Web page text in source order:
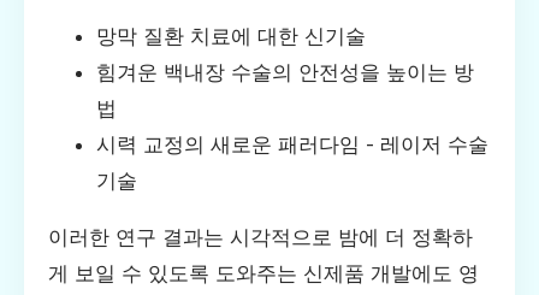
망막 질환 치료에 대한 신기술
힘겨운 백내장 수술의 안전성을 높이는 방
법
시력 교정의 새로운 패러다임 - 레이저 수술
기술
이러한 연구 결과는 시각적으로 밤에 더 정확하
게 보일 수 있도록 도와주는 신제품 개발에도 영